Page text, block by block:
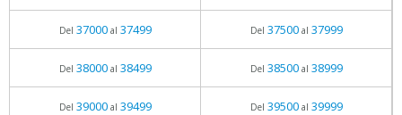
Del 37000al 37499 Del 37500al 37999
Del 38000al 38499 Del 38500al 38999
Del 39000al 39499 Del 39500al 39999